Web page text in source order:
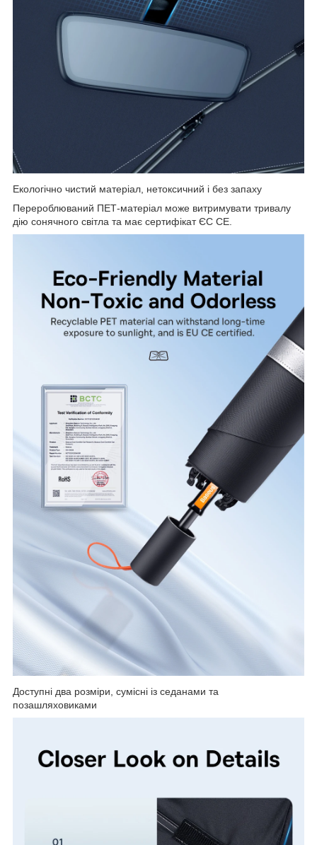
Екологічно чистий матеріал, нетоксичний і без запаху
Перероблюваний ПЕТ-матеріал може витримувати тривалу
дію сонячного світла та має сертифікат ЄС CE.
Доступні два розміри, сумісні із седанами та
позашляховиками